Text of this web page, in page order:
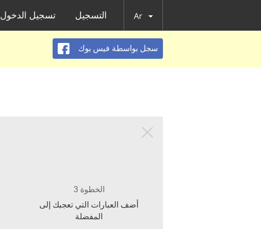
تسجيل الدخول التسجيل Ar
سجل بواسطة فيس بوك
الخطوة 3
أضف العبارات التي تعجبك إلى
المفضلة